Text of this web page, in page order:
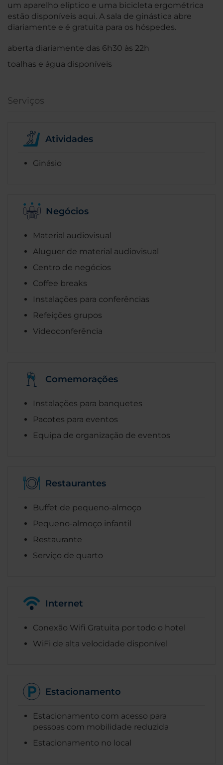
um aparelho elíptico e uma bicicleta ergométrica
estão disponíveis aqui. A sala de ginástica abre
diariamente e é gratuita para os hóspedes.
aberta diariamente das 6h30 às 22h
toalhas e água disponíveis
Serviços
Atividades
Ginásio
Negócios
Material audiovisual
Aluguer de material audiovisual
Centro de negócios
Coffee breaks
Instalações para conferências
Refeições grupos
Videoconferência
Comemorações
Instalações para banquetes
Pacotes para eventos
Equipa de organização de eventos
Restaurantes
Buffet de pequeno-almoço
Pequeno-almoço infantil
Restaurante
Serviço de quarto
Internet
Conexão Wifi Gratuita por todo o hotel
WiFi de alta velocidade disponível
Estacionamento
Estacionamento com acesso para
pessoas com mobilidade reduzida
Estacionamento no local